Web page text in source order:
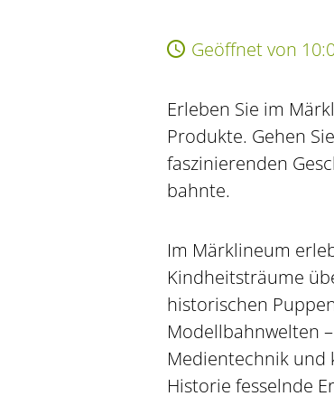
Geöffnet von
Erleben Sie im
Produkte. Gehen
faszinierenden
bahnte.
Im Märklineum
Kindheitsträume
historischen
Modellbahnwelten
Medientechnik und
Historie fesselnde